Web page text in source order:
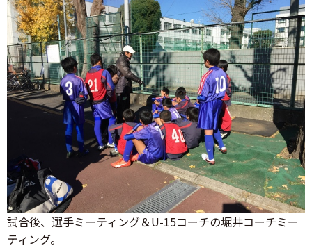
試合後、選手ミーティング＆U-15コーチの堀井コーチミー
ティング。